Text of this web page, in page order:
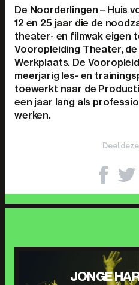
De Noorderlingen – Huis
12 en 25 jaar die de
theater- en filmvak eigen
Vooropleiding Theater,
Werkplaats. De
meerjarig les- en
toewerkt naar de
een jaar lang als
werken.
Deel
JONGE